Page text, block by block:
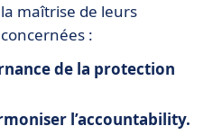
maîtrise de leurs
:
de la protection
l’accountability.